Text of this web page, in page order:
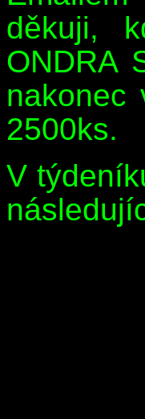
děkuji,
ONDRA
nakonec
2500ks.
V